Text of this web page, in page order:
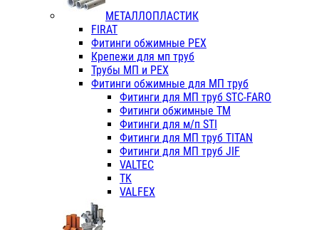
МЕТАЛЛОПЛАСТИК
FIRAT
Фитинги обжимные PEX
Крепежи для мп труб
Трубы МП и PEX
Фитинги обжимные для МП труб
Фитинги для МП труб STC-FARO
Фитинги обжимные ТМ
Фитинги для м/п STI
Фитинги для МП труб TITAN
Фитинги для МП труб JIF
VALTEC
TK
VALFEX